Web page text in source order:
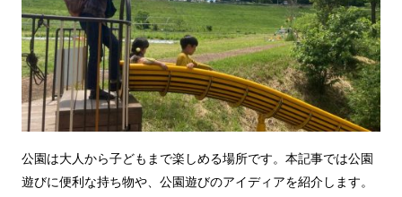
公園は大人から子どもまで楽しめる場所です。本記事では公園
遊びに便利な持ち物や、公園遊びのアイディアを紹介します。